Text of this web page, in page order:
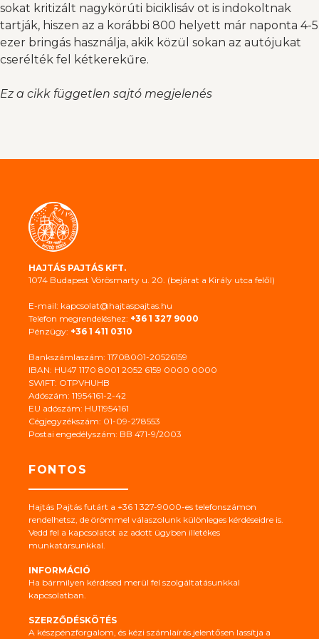
sokat kritizált nagykörúti biciklisáv ot is indokoltnak
tartják, hiszen az a korábbi 800 helyett már naponta 4-5
ezer bringás használja, akik közül sokan az autójukat
cserélték fel kétkerekűre.
Ez a cikk független sajtó megjelenés
HAJTÁS PAJTÁS KFT.
1074 Budapest Vörösmarty u. 20. (bejárat a Király utca felől)
E-mail: kapcsolat@hajtaspajtas.hu
Telefon megrendeléshez: +36 1 327 9000
Pénzügy: +36 1 411 0310
Bankszámlaszám: 11708001-20526159
IBAN: HU47 1170 8001 2052 6159 0000 0000
SWIFT: OTPVHUHB
Adószám: 11954161-2-42
EU adószám: HU11954161
Cégjegyzékszám: 01-09-278553
Postai engedélyszám: BB 471-9/2003
FONTOS
Hajtás Pajtás futárt a +36 1 327-9000-es telefonszámon
rendelhetsz, de örömmel válaszolunk különleges kérdéseidre is.
Vedd fel a kapcsolatot az adott ügyben illetékes
munkatársunkkal.
INFORMÁCIÓ
Ha bármilyen kérdésed merül fel szolgáltatásunkkal
kapcsolatban.
SZERZŐDÉSKÖTÉS
A készpénzforgalom, és kézi számlaírás jelentősen lassítja a